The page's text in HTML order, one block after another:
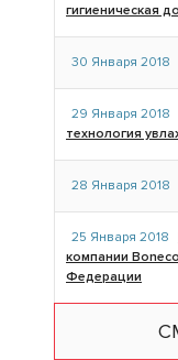
гигиеническая
30 Января 2018
29 Января 2018
технология
28 Января 2018
25 Января 2018
компании
Федерации